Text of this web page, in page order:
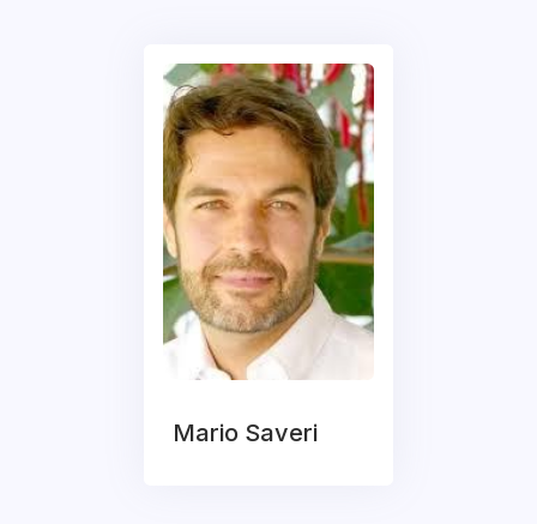
Mario Saveri